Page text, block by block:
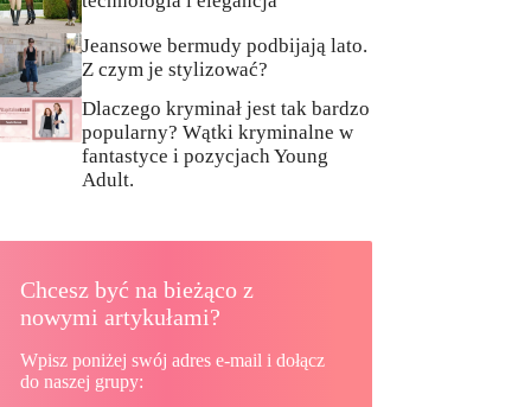
Jeansowe bermudy podbijają lato.
Z czym je stylizować?
Dlaczego kryminał jest tak bardzo
popularny? Wątki kryminalne w
fantastyce i pozycjach Young
Adult.
Chcesz być na bieżąco z
nowymi artykułami?
Wpisz poniżej swój adres e-mail i dołącz
do naszej grupy: